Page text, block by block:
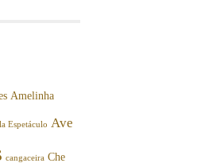
Amelinha
Espetáculo Ave
cangaceira Che